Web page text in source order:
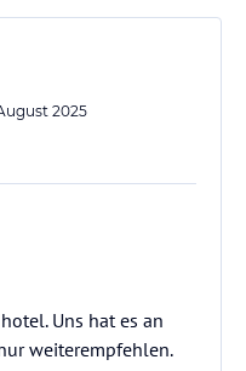
2025
Uns hat es an
weiterempfehlen.